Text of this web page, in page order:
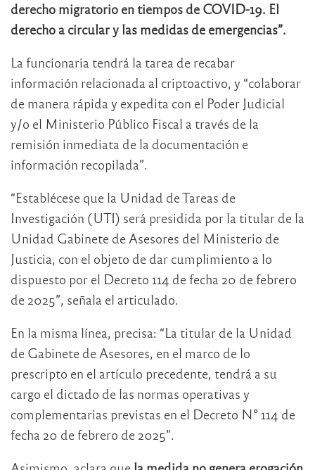
derecho migratorio en tiempos de COVID-19. El
derecho a circular y las medidas de emergencias”.
La funcionaria tendrá la tarea de recabar
información relacionada al criptoactivo, y “colaborar
de manera rápida y expedita con el Poder Judicial
y/o el Ministerio Público Fiscal a través de la
remisión inmediata de la documentación e
información recopilada”.
“Establécese que la Unidad de Tareas de
Investigación (UTI) será presidida por la titular de la
Unidad Gabinete de Asesores del Ministerio de
Justicia, con el objeto de dar cumplimiento a lo
dispuesto por el Decreto 114 de fecha 20 de febrero
de 2025”, señala el articulado.
En la misma línea, precisa: “La titular de la Unidad
de Gabinete de Asesores, en el marco de lo
prescripto en el artículo precedente, tendrá a su
cargo el dictado de las normas operativas y
complementarias previstas en el Decreto N° 114 de
fecha 20 de febrero de 2025”.